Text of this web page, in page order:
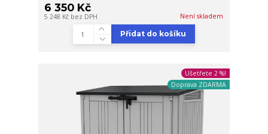
6 350 Kč
5 248 Kč bez DPH Není skladem
Přidat do košíku
Ušetřete 2 %!
Doprava ZDARMA